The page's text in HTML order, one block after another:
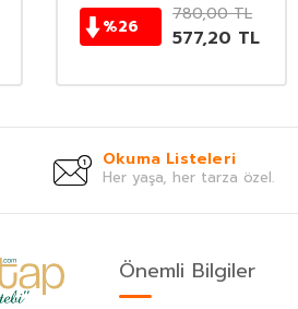
%26
780,00TL
577,20 TL
Okuma Listeleri
Her yaşa, her tarza özel.
Önemli Bilgiler